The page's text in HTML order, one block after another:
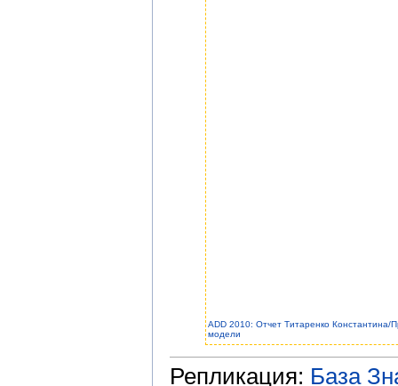
ADD 2010: Отчет Титаренко
модели
Репликация: База